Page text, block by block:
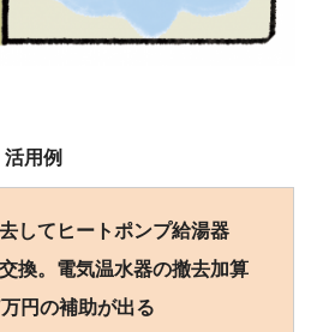
用例
してヒートポンプ給湯器
換。電気温水器の撤去加算
円の補助が出る